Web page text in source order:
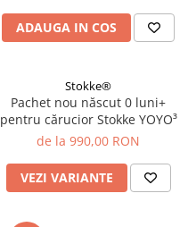
ADAUGA IN COS
Stokke®
Pachet nou născut 0 luni+
pentru cărucior Stokke YOYO³
de la 990,00 RON
VEZI VARIANTE